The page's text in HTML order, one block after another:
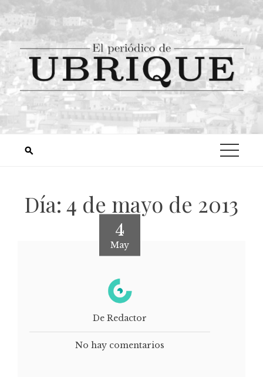
Día: 4 de mayo de 2013
4
May
De Redactor
No hay comentarios